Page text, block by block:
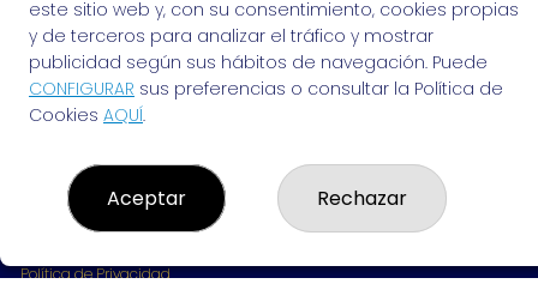
963691702
Clica aquí para contactar por WhatsApp
642061703
info@elvendedordesuenos.es
AVDA. CARDENAL BENLLOCH, 49
Valencia, 46021
LEGAL
Política de Privacidad
este sitio web y, con su consentimiento, cookies propias
y de terceros para analizar el tráfico y mostrar
publicidad según sus hábitos de navegación. Puede
CONFIGURAR sus preferencias o consultar la Política de
Cookies AQUÍ.
Aceptar Rechazar